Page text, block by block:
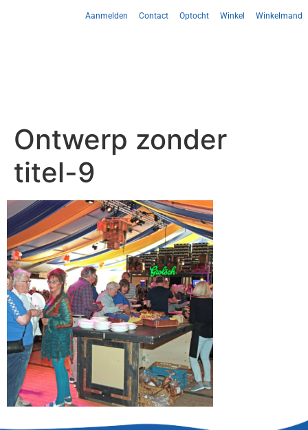
Aanmelden Contact Optocht Winkel Winkelmand
Ontwerp zonder
titel-9